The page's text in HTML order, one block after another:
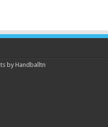
by Handballtn